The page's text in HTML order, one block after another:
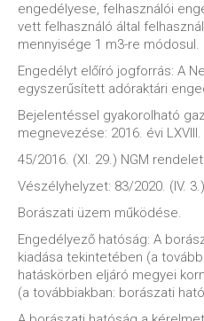
engedélyese, felhasználói
vett felhasználó által
mennyisége 1 m3-re módosul.
Engedélyt előíró jogforrás: A
egyszerűsített adóraktári
Bejelentéssel gyakorolható
megnevezése: 2016. évi
45/2016. (XI. 29.) NGM rendelet
Vészélyhelyzet: 83/2020. (IV.
Borászati üzem működése.
Engedélyező hatóság: A
kiadása tekintetében (a
hatáskörben eljáró megyei
(a továbbiakban: borászati